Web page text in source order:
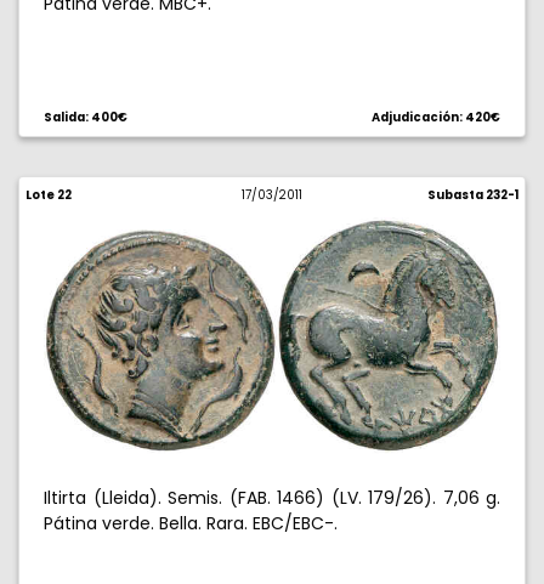
Salida: 400€ Adjudicación: 420€
Lote 22 17/03/2011 Subasta 232-1
Iltirta (Lleida). Semis. (FAB. 1466) (LV. 179/26). 7,06 g.
Pátina verde. Bella. Rara. EBC/EBC-.